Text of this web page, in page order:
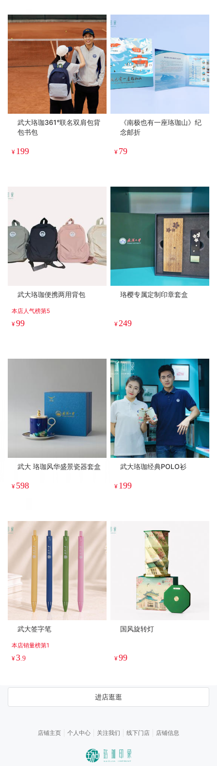
武大珞珈361°联名双肩包背
包书包
¥ 199
《南极也有一座珞珈山》纪
念邮折
¥ 79
武大珞珈便携两用背包
本店人气榜第5
¥99
珞樱专属定制印章套盒
¥249
武大 珞珈风华盛景瓷器套盒
¥ 598
武大珞珈经典POLO衫
¥ 199
武大签字笔
本店销量榜第1
¥3.9
国风旋转灯
¥99
进店逛逛
店铺主页 个人中心 关注我们 线下门店 店铺信息